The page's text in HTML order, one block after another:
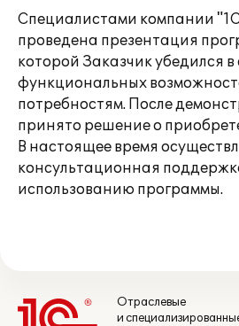
Специалистами компании
проведена презентация
которой Заказчик убедился в
функциональных
потребностям. После
принято решение о
В настоящее время
консультационная
использованию программы.
Отраслевые
и